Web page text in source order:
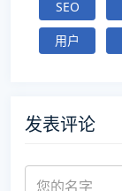
SEO
用户
发表评论